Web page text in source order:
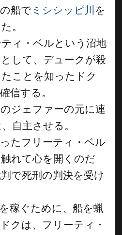
船で ミシシッピ川 を
。
ィ・ベルという沼地
して、デュークが殺
ことを知ったドク
信する。
ジェファーの元に連
自主させる。
たフリーティ・ベル
れて心を開くのだ
で死刑の判決を受け
稼ぐために、船を蝋
クは、フリーティ・